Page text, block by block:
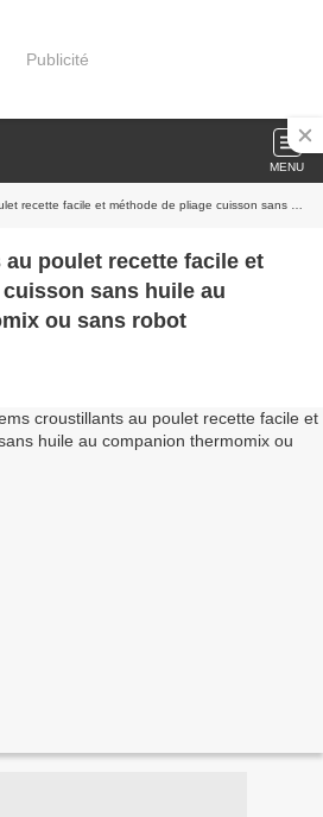
Publicité
MENU
et méthode de pliage cuisson sans huile au companion thermomix ou sans robot
poulet recette facile et
sans huile au
ou sans robot